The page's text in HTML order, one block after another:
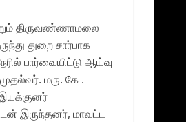
திருவண்ணாமலை
துறை சார்பாக
பார்வையிட்டு ஆய்வு
மரு. கே .
இருந்தனர், மாவட்ட